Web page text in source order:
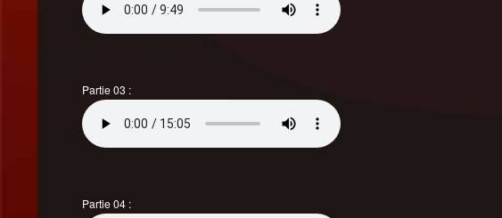
Partie 03 :
Partie 04 :